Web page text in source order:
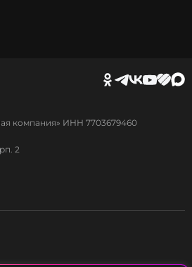
компания» ИНН 7703679460
2